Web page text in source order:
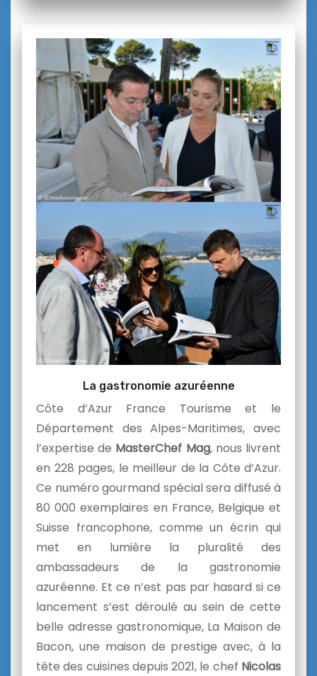
La gastronomie azuréenne
Côte d’Azur France Tourisme et le
Département des Alpes-Maritimes, avec
l’expertise de MasterChef Mag, nous livrent
en 228 pages, le meilleur de la Côte d’Azur.
Ce numéro gourmand spécial sera diffusé à
80 000 exemplaires en France, Belgique et
Suisse francophone, comme un écrin qui
met en lumière la pluralité des
ambassadeurs de la gastronomie
azuréenne. Et ce n’est pas par hasard si ce
lancement s’est déroulé au sein de cette
belle adresse gastronomique, La Maison de
Bacon, une maison de prestige avec, à la
tête des cuisines depuis 2021, le chef Nicolas